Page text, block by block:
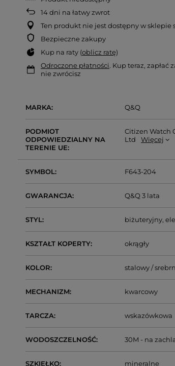
14dni na łatwy zwrot
Ten produkt nie jest dostępny w sklepie
Bezpieczne zakupy
Kup na raty (oblicz ratę)
Odroczone płatności. Kup teraz, zapłać
nie zwrócisz
MARKA Q&Q
PODMIOT
ODPOWIEDZIALNY NA
TERENIE UE
Citizen Watch
Ltd
Więcej
SYMBOL F643-204
GWARANCJA Q&Q 3 lata
STYL biżuteryjny
KSZTAŁT KOPERTY okrągły
KOLOR stalowy /
MECHANIZM kwarcowy
TARCZA wskazówkowa
WODOSZCZELNOŚĆ 30M - na
SZKIEŁKO mineralne